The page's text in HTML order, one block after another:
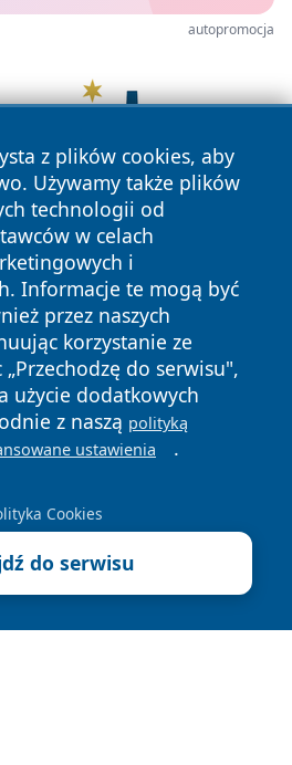
autopromocja
z plików cookies, aby
Używamy także plików
technologii od
w celach
i
Informacje te mogą być
przez naszych
korzystanie ze
do serwisu",
użycie dodatkowych
z naszą polityką
ustawienia .
Cookies
do serwisu
Wszystkie prawa
Polityka